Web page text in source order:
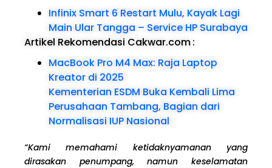
Infinix Smart 6 Restart Mulu, Kayak Lagi
Main Ular Tangga – Service HP Surabaya
Artikel Rekomendasi Cakwar.com:
MacBook Pro M4 Max: Raja Laptop
Kreator di 2025
Kementerian ESDM Buka Kembali Lima
Perusahaan Tambang, Bagian dari
Normalisasi IUP Nasional
“Kami memahami ketidaknyamanan yang
dirasakan penumpang, namun keselamatan